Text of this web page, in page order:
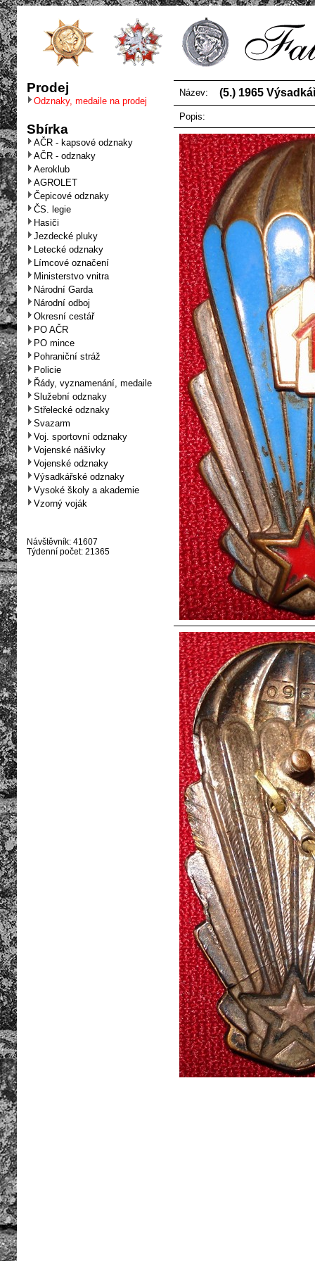
Prodej
Odznaky, medaile na prodej
Sbírka
AČR - kapsové odznaky
AČR - odznaky
Aeroklub
AGROLET
Čepicové odznaky
ČS. legie
Hasiči
Jezdecké pluky
Letecké odznaky
Límcové označení
Ministerstvo vnitra
Národní Garda
Národní odboj
Okresní cestář
PO AČR
PO mince
Pohraniční stráž
Policie
Řády, vyznamenání, medaile
Služební odznaky
Střelecké odznaky
Svazarm
Voj. sportovní odznaky
Vojenské nášivky
Vojenské odznaky
Výsadkářské odznaky
Vysoké školy a akademie
Vzorný voják
Návštěvník: 41607
Týdenní počet: 21365
Název: (5.) 1965
Popis: